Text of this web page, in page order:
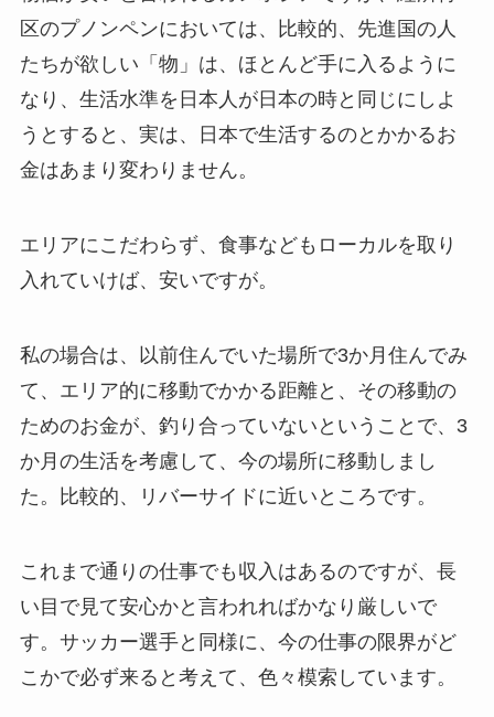
区のプノンペンにおいては、比較的、先進国の人
たちが欲しい「物」は、ほとんど手に入るように
なり、生活水準を日本人が日本の時と同じにしよ
うとすると、実は、日本で生活するのとかかるお
金はあまり変わりません。
エリアにこだわらず、食事などもローカルを取り
入れていけば、安いですが。
私の場合は、以前住んでいた場所で3か月住んでみ
て、エリア的に移動でかかる距離と、その移動の
ためのお金が、釣り合っていないということで、3
か月の生活を考慮して、今の場所に移動しまし
た。比較的、リバーサイドに近いところです。
これまで通りの仕事でも収入はあるのですが、長
い目で見て安心かと言われればかなり厳しいで
す。サッカー選手と同様に、今の仕事の限界がど
こかで必ず来ると考えて、色々模索しています。